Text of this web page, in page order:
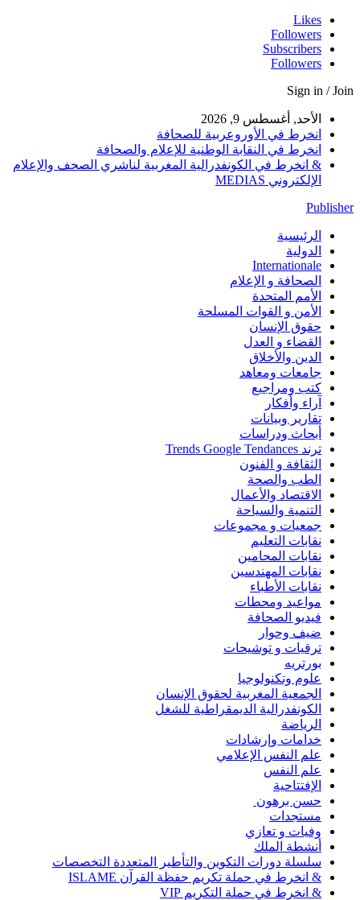
Likes
Followers
Subscribers
Followers
Sign in / Join
الأحد, أغسطس 9, 2026
انخرط في الأوروعربية للصحافة
انخرط في النقابة الوطنية للإعلام والصحافة
& انخرط في الكونفدرالية المغربية لناشري الصحف والإعلام
الإلكتروني MEDIAS
Publisher
الرئيسية
الدولية
Internationale
الصحافة و الإعلام
الأمم المتحدة
الأمن و القوات المسلحة
حقوق الإنسان
القضاء و العدل
الدين والأخلاق
جامعات ومعاهد
كتب ومراجيع
آراء وأفكار
تقارير وبيانات
أبحاث ودراسات
ترند Trends Google Tendances
الثقافة و الفنون
الطب والصحة
الاقتصاد والأعمال
التنمية والسياحة
جمعيات و مجموعات
نقابات التعليم
نقابات المحامين
نقابات المهندسين
نقابات الأطباء
مواعيد ومحطات
فيديو الصحافة
ضيف وحوار
ترقيات و توشيحات
بورتريه
علوم وتكنولوجيا
الجمعية المغربية لحقوق الإنسان
الكونفدرالية الديمقراطية للشغل
الرياضة
خدامات وإرشادات
علم النفس الإعلامي
علم النفس
الإفتتاحية
حسن برهون
مستجدات
وفيات و تعازي
أنشطة الملك
سلسلة دورات التكوين والتأطير المتعددة التخصصات
& انخرط في حملة تكريم حفظة القرآن ISLAME
& انخرط في حملة التكريم VIP